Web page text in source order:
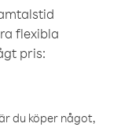
flexibla
pris:
du köper något,